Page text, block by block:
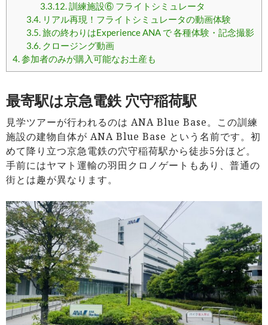
3.3.12.訓練施設⑥ フライトシミュレータ
3.4.リアル再現！フライトシミュレータの動画体験
3.5.旅の終わりはExperience ANA で 各種体験・記念撮影
3.6.クロージング動画
4.参加者のみが購入可能なお土産も
最寄駅は京急電鉄 穴守稲荷駅
見学ツアーが行われるのは ANA Blue Base。この訓練
施設の建物自体が ANA Blue Base という名前です。初
めて降り立つ京急電鉄の穴守稲荷駅から徒歩5分ほど。
手前にはヤマト運輸の羽田クロノゲートもあり、普通の
街とは趣が異なります。